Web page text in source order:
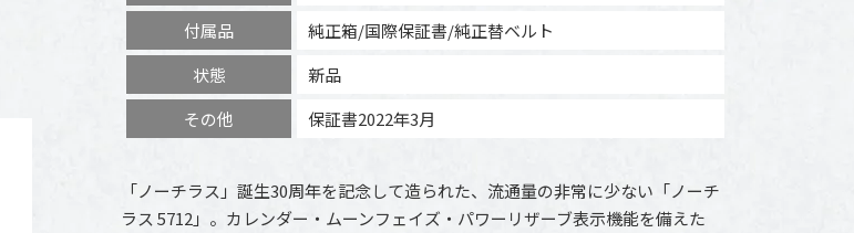
付属品
純正箱/国際保証書/純正替ベルト
状態
新品
その他
保証書2022年3月
「ノーチラス」誕生30周年を記念して造られた、流通量の非常に少ない「ノーチ
ラス 5712」。カレンダー・ムーンフェイズ・パワーリザーブ表示機能を備えた